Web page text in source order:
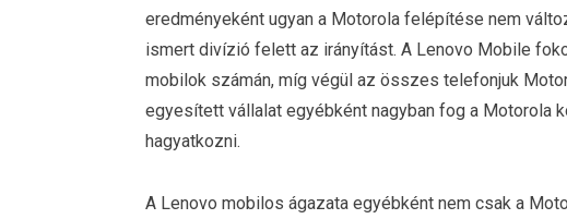
eredményeként ugyan a Motorola felépítése nem
ismert divízió felett az irányítást. A Lenovo Mobile
mobilok számán, míg végül az összes telefonjuk
egyesített vállalat egyébként nagyban fog a Motorola
hagyatkozni.
A Lenovo mobilos ágazata egyébként nem csak a